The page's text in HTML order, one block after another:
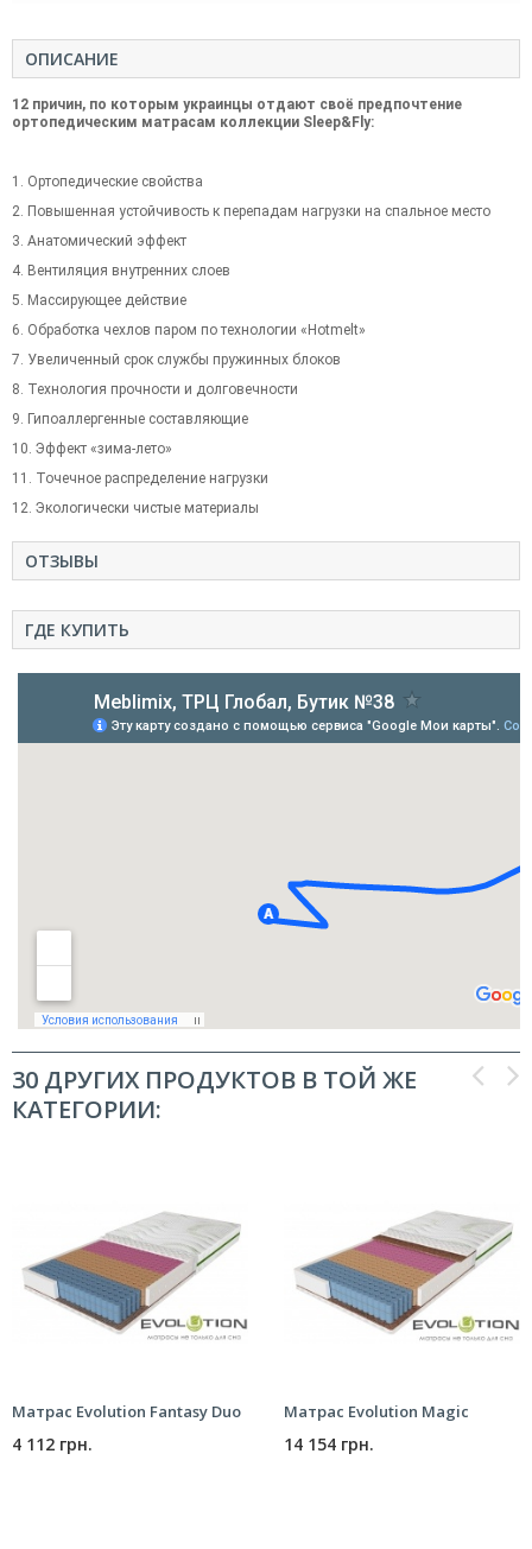
ОПИСАНИЕ
12 причин, по которым украинцы отдают своё предпочтение
ортопедическим матрасам коллекции Sleep&Fly:
1. Ортопедические свойства
2. Повышенная устойчивость к перепадам нагрузки на спальное место
3. Анатомический эффект
4. Вентиляция внутренних слоев
5. Массирующее действие
6. Обработка чехлов паром по технологии «Hotmelt»
7. Увеличенный срок службы пружинных блоков
8. Технология прочности и долговечности
9. Гипоаллергенные составляющие
10. Эффект «зима-лето»
11. Точечное распределение нагрузки
12. Экологически чистые материалы
ОТЗЫВЫ
ГДЕ КУПИТЬ
30 ДРУГИХ ПРОДУКТОВ В ТОЙ ЖЕ
КАТЕГОРИИ:
Матрас Evolution Fantasy Duo
4 112 грн.
Матрас Evolution Magic
14 154 грн.